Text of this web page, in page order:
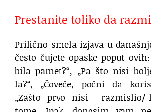
Prestanite toliko da
Prilično smela izjava u
često čujete opaske poput
bila pamet?“, „Pa što nisi
la?“, „Čoveče, počni da
„Zašto prvo nisi razmislio/-